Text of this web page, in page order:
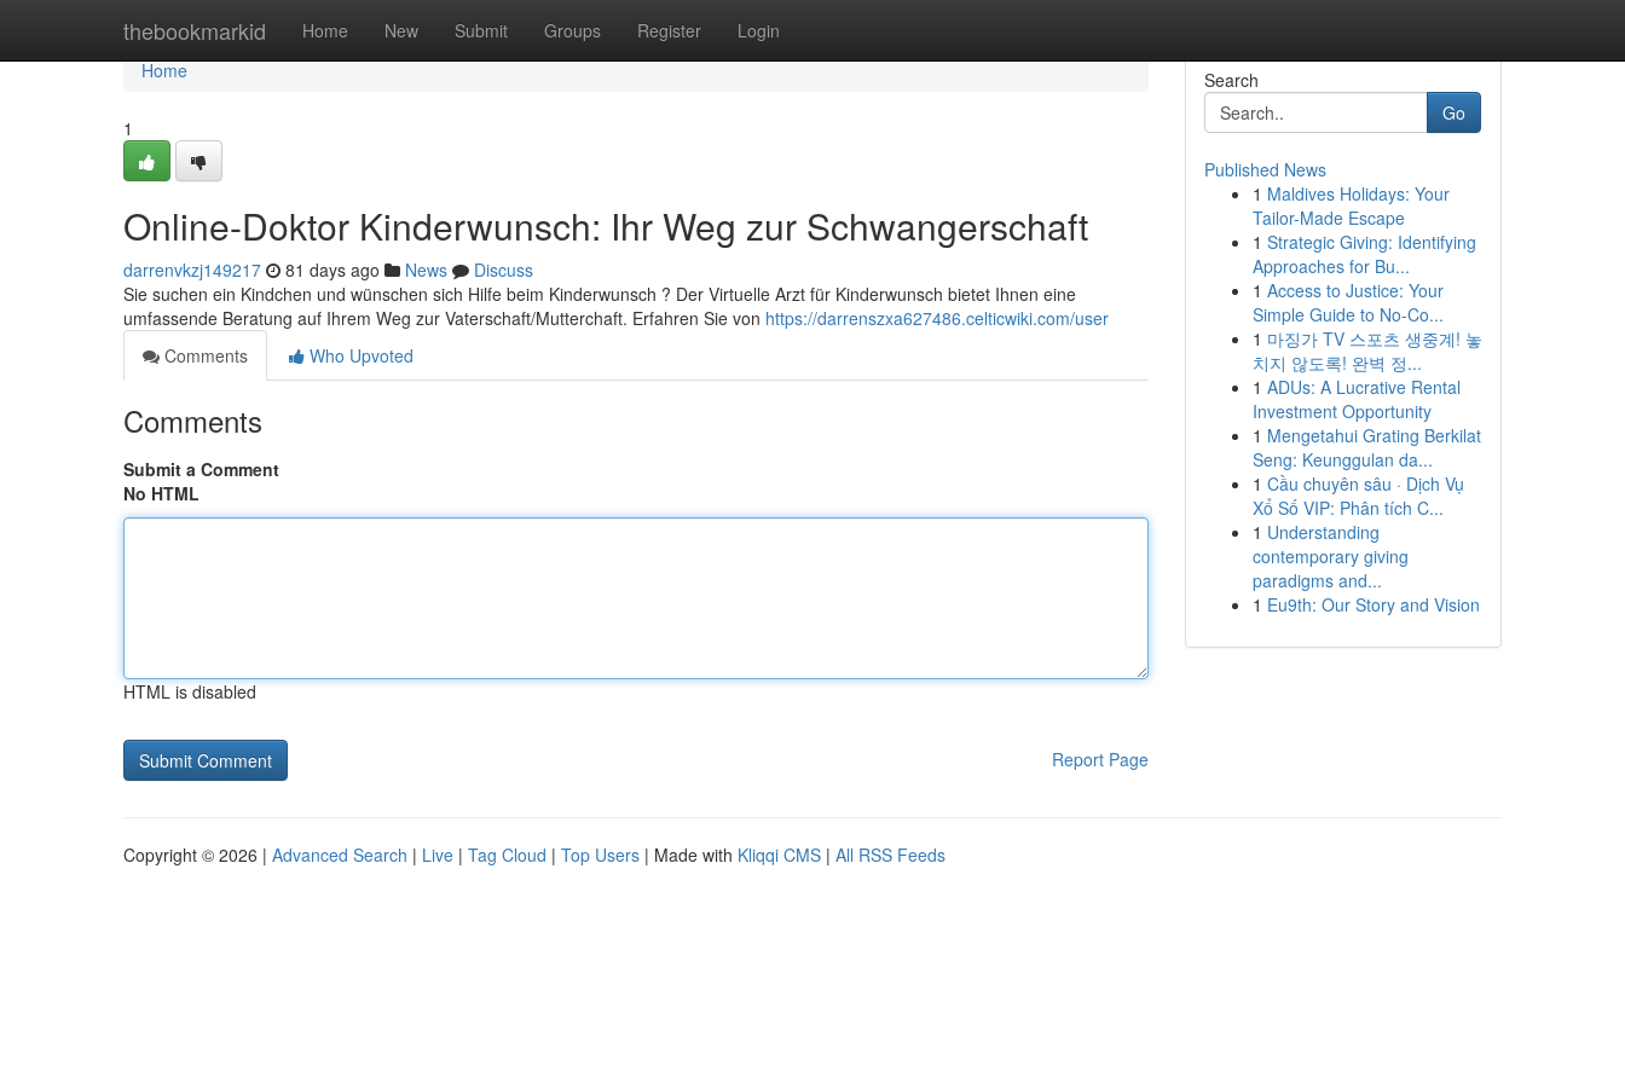
thebookmarkid Home New Submit Groups Register Login
Home
Home
1
Online-Doktor Kinderwunsch: Ihr Weg zur Schwangerschaft
darrenvkzj149217 81 days ago News
Discuss
Sie suchen ein Kindchen und wünschen sich Hilfe beim Kinderwunsch ? Der Virtuelle Arzt für Kinderwunsch bietet Ihnen eine
umfassende Beratung auf Ihrem Weg zur Vaterschaft/Mutterchaft. Erfahren Sie von https://darrenszxa627486.celticwiki.com/user
Comments
Who Upvoted
Comments
Submit a Comment
No HTML
HTML is disabled
Report Page
Search
Go
Published News
1 Maldives Holidays: Your
Tailor-Made Escape
1 Strategic Giving: Identifying
Approaches for Bu...
1 Access to Justice: Your
Simple Guide to No-Co...
1 마징가 TV 스포츠 생중계! 놓
치지 않도록! 완벽 정...
1 ADUs: A Lucrative Rental
Investment Opportunity
1 Mengetahui Grating Berkilat
Seng: Keunggulan da...
1 Cầu chuyên sâu · Dịch Vụ
Xổ Số VIP: Phân tích C...
1 Understanding
contemporary giving
paradigms and...
1 Eu9th: Our Story and Vision
Copyright © 2026 | Advanced Search | Live | Tag Cloud | Top Users | Made with Kliqqi CMS | All RSS Feeds